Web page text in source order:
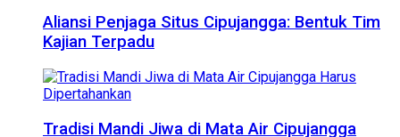
Aliansi Penjaga Situs Cipujangga: Bentuk Tim
Kajian Terpadu
Tradisi Mandi Jiwa di Mata Air Cipujangga